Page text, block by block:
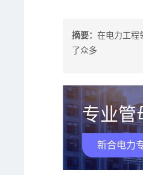
摘要：在电力工程
了众多
专业管
新合电力